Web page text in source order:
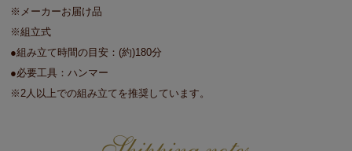
※メーカーお届け品
※組立式
●組み立て時間の目安：(約)180分
●必要工具：ハンマー
※2人以上での組み立てを推奨しています。